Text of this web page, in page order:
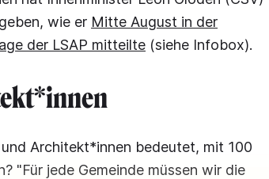
wie er Mitte August in der
der LSAP mitteilte (siehe Infobox).
Architekt*innen bedeutet, mit 100
"Für jede Gemeinde müssen wir die